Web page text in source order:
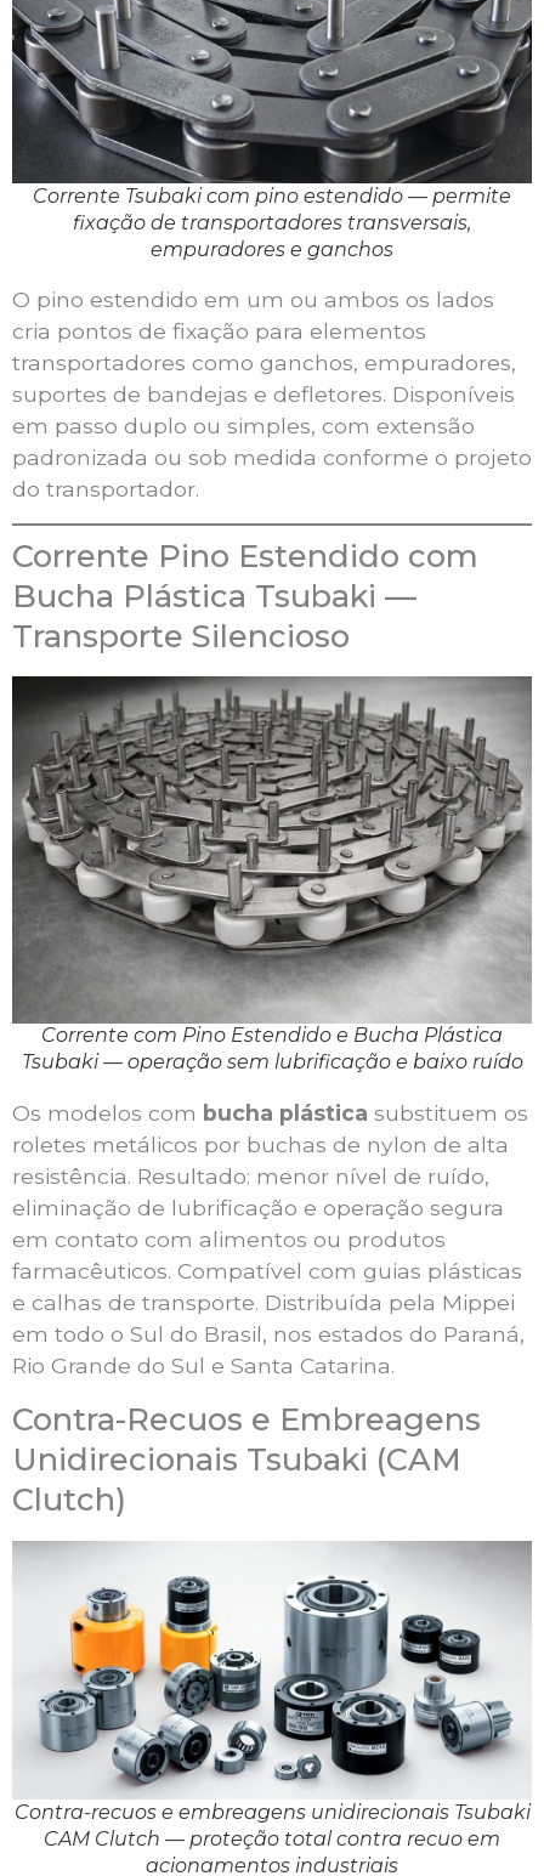
Corrente Tsubaki com pino estendido — permite
fixação de transportadores transversais,
empuradores e ganchos
O pino estendido em um ou ambos os lados
cria pontos de fixação para elementos
transportadores como ganchos, empuradores,
suportes de bandejas e defletores. Disponíveis
em passo duplo ou simples, com extensão
padronizada ou sob medida conforme o projeto
do transportador.
Corrente Pino Estendido com
Bucha Plástica Tsubaki —
Transporte Silencioso
Corrente com Pino Estendido e Bucha Plástica
Tsubaki — operação sem lubrificação e baixo ruído
Os modelos com bucha plástica substituem os
roletes metálicos por buchas de nylon de alta
resistência. Resultado: menor nível de ruído,
eliminação de lubrificação e operação segura
em contato com alimentos ou produtos
farmacêuticos. Compatível com guias plásticas
e calhas de transporte. Distribuída pela Mippei
em todo o Sul do Brasil, nos estados do Paraná,
Rio Grande do Sul e Santa Catarina.
Contra-Recuos e Embreagens
Unidirecionais Tsubaki (CAM
Clutch)
Contra-recuos e embreagens unidirecionais Tsubaki
CAM Clutch — proteção total contra recuo em
acionamentos industriais